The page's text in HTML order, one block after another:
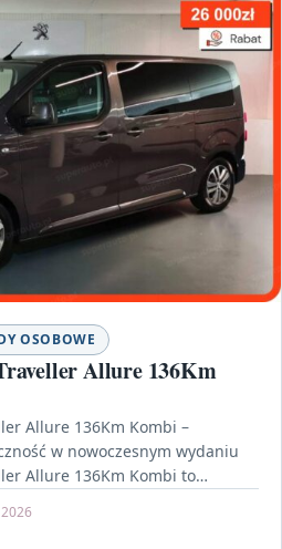
OSOBOWE
Allure 136Km
Allure 136Km Kombi –
w nowoczesnym wydaniu
Allure 136Km Kombi to